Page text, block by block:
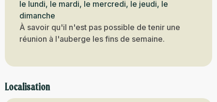
le lundi, le mardi, le mercredi, le jeudi, le
dimanche
À savoir qu'il n'est pas possible de tenir une
réunion à l'auberge les fins de semaine.
Localisation